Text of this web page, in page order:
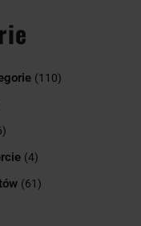
(110)
(4)
(61)